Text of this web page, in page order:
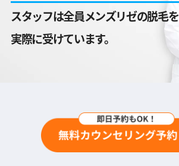
スタッフは全員メンズリゼの脱毛を
実際に受けています。